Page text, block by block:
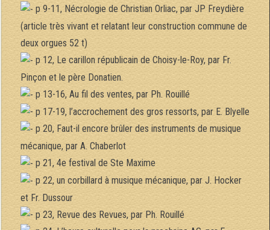
p 9-11, Nécrologie de Christian Orliac, par JP Freydière
(article très vivant et relatant leur construction commune de
deux orgues 52 t)
p 12, Le carillon républicain de Choisy-le-Roy, par Fr.
Pinçon et le père Donatien.
p 13-16, Au fil des ventes, par Ph. Rouillé
p 17-19, l’accrochement des gros ressorts, par E. Blyelle
p 20, Faut-il encore brûler des instruments de musique
mécanique, par A. Chaberlot
p 21, 4e festival de Ste Maxime
p 22, un corbillard à musique mécanique, par J. Hocker
et Fr. Dussour
p 23, Revue des Revues, par Ph. Rouillé